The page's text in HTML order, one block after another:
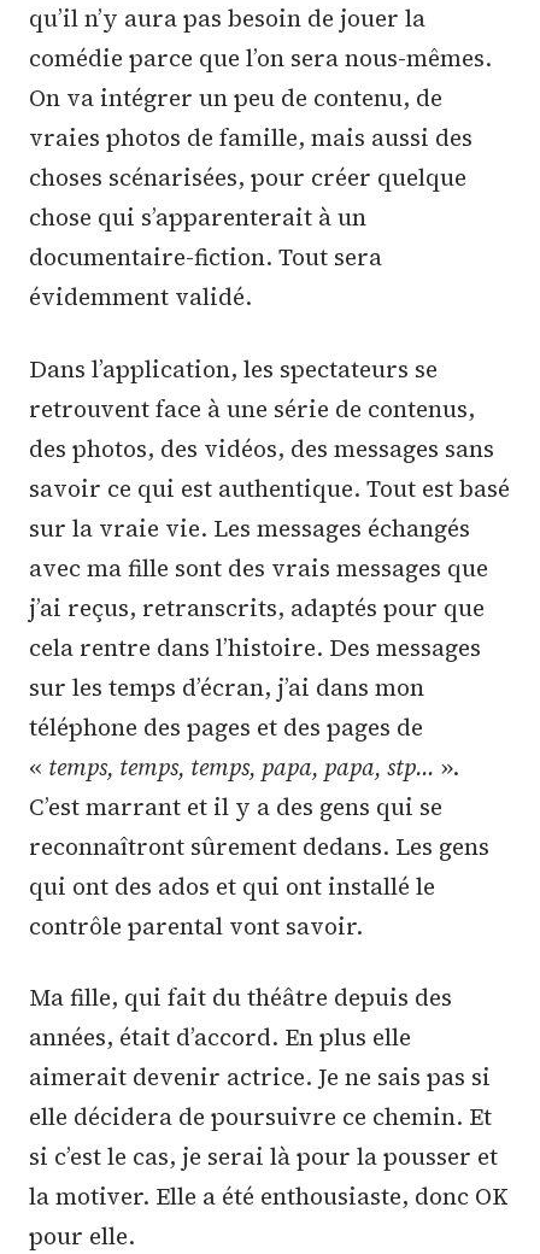
qu’il n’y aura pas besoin de jouer la
comédie parce que l’on sera nous-mêmes.
On va intégrer un peu de contenu, de
vraies photos de famille, mais aussi des
choses scénarisées, pour créer quelque
chose qui s’apparenterait à un
documentaire-fiction. Tout sera
évidemment validé.
Dans l’application, les spectateurs se
retrouvent face à une série de contenus,
des photos, des vidéos, des messages sans
savoir ce qui est authentique. Tout est basé
sur la vraie vie. Les messages échangés
avec ma fille sont des vrais messages que
j’ai reçus, retranscrits, adaptés pour que
cela rentre dans l’histoire. Des messages
sur les temps d’écran, j’ai dans mon
téléphone des pages et des pages de
« temps, temps, temps, papa, papa, stp… ».
C’est marrant et il y a des gens qui se
reconnaîtront sûrement dedans. Les gens
qui ont des ados et qui ont installé le
contrôle parental vont savoir.
Ma fille, qui fait du théâtre depuis des
années, était d’accord. En plus elle
aimerait devenir actrice. Je ne sais pas si
elle décidera de poursuivre ce chemin. Et
si c’est le cas, je serai là pour la pousser et
la motiver. Elle a été enthousiaste, donc OK
pour elle.